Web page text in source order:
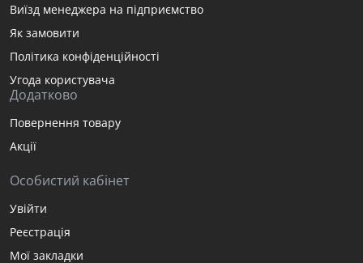
Виїзд менеджера на підприємство
Як замовити
Політика конфіденційності
Угода користувача
Додатково
Повернення товару
Акції
Особистий кабінет
Увійти
Реєстрація
Мої закладки